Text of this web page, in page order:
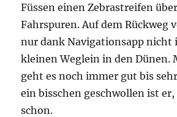
Füssen einen Zebrastreifen
Fahrspuren. Auf dem Rückweg
nur dank Navigationsapp nicht
kleinen Weglein in den Dünen.
geht es noch immer gut bis
ein bisschen geschwollen ist er,
schon.